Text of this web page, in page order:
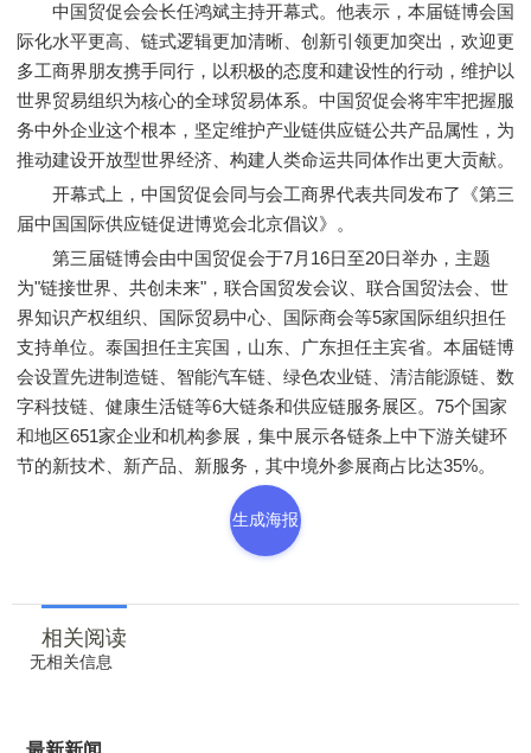
中国贸促会会长任鸿斌主持开幕式。他表示，本届链博会国
际化水平更高、链式逻辑更加清晰、创新引领更加突出，欢迎更
多工商界朋友携手同行，以积极的态度和建设性的行动，维护以
世界贸易组织为核心的全球贸易体系。中国贸促会将牢牢把握服
务中外企业这个根本，坚定维护产业链供应链公共产品属性，为
推动建设开放型世界经济、构建人类命运共同体作出更大贡献。
开幕式上，中国贸促会同与会工商界代表共同发布了《第三
届中国国际供应链促进博览会北京倡议》。
第三届链博会由中国贸促会于7月16日至20日举办，主题
为"链接世界、共创未来"，联合国贸发会议、联合国贸法会、世
界知识产权组织、国际贸易中心、国际商会等5家国际组织担任
支持单位。泰国担任主宾国，山东、广东担任主宾省。本届链博
会设置先进制造链、智能汽车链、绿色农业链、清洁能源链、数
字科技链、健康生活链等6大链条和供应链服务展区。75个国家
和地区651家企业和机构参展，集中展示各链条上中下游关键环
节的新技术、新产品、新服务，其中境外参展商占比达35%。
生成海报
相关阅读
无相关信息